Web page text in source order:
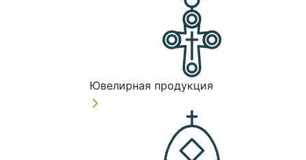
Ювелирная продукция